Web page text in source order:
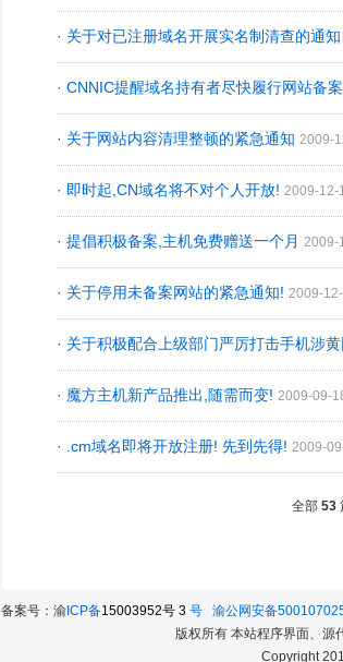
· 关于对已注册域名开展实名制清查的通知
· CNNIC提醒域名持有者尽快履行网站备
· 关于网站内容清理整顿的紧急通知 2009-
· 即时起,CN域名将不对个人开放! 2009-12-
· 提倡积极备案,主机免费赠送一个月 2009-
· 关于停用未备案网站的紧急通知! 2009-
· 关于积极配合上级部门严厉打击手机涉
· 魔方主机新产品推出,随需而变! 2009-09-
· .cm域名即将开放注册! 先到先得! 2009-
全部53
备案号：渝 ICP备15003952号 3 号 渝公网安备
版权所有 本站程序界面、源
Copyright